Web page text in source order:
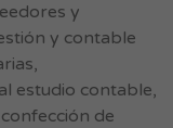
y
y contable
estudio contable,
de